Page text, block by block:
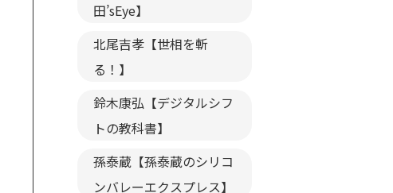
田’sEye】
北尾吉孝【世相を斬
る！】
鈴木康弘【デジタルシフ
トの教科書】
孫泰蔵【孫泰蔵のシリコ
ンバレーエクスプレス】